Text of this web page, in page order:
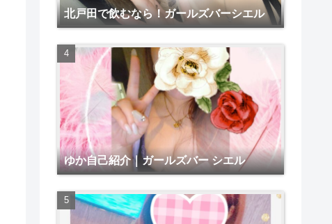
北戸田で飲むなら！ガールズバーシエル
ゆか自己紹介｜ガールズバー シエル